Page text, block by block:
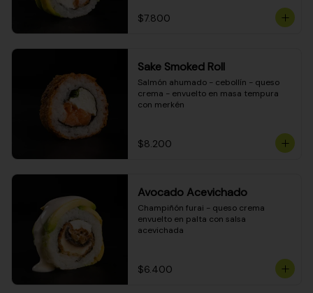
$7.800
Sake Smoked Roll
Salmón ahumado - cebollín - queso
crema - envuelto en masa tempura
con merkén
$8.200
Avocado Acevichado
Champiñón furai - queso crema
envuelto en palta con salsa
acevichada
$6.400